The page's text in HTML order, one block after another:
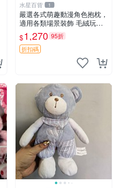
水星百貨 1
嚴選各式萌趣動漫角色抱枕，
適用各類場景裝飾 毛絨玩
具、卡通抱枕、趣味玩偶
$1,270 95折
折扣碼